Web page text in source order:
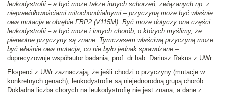
leukodystrofii – a być może także innych schorzeń, związanych np. z
nieprawidłowościami mitochondrialnymi – przyczyną może być właśnie
owa mutacja w obrębie FBP2 (V115M). Być może dotyczy ona części
leukodystrofii – a być może i innych chorób, o których myślimy, że
pierwotne przyczyny są znane. Tymczasem właściwą przyczyną może
być właśnie owa mutacja, co nie było jednak sprawdzane –
doprecyzowuje współautor badania, prof. dr hab. Dariusz Rakus z UWr.
Eksperci z UWr zaznaczają, że jeśli chodzi o przyczyny (mutacje w
konkretnych genach), leukodystrofie są niejednorodną grupą chorób.
Dokładna liczba chorych na leukodystrofię nie jest znana, a dane z